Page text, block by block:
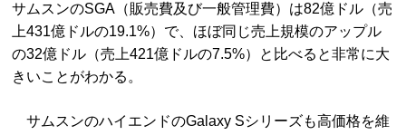
サムスンのSGA（販売費及び一般管理費）は82億ドル（売
上431億ドルの19.1%）で、ほぼ同じ売上規模のアップル
の32億ドル（売上421億ドルの7.5%）と比べると非常に大
きいことがわかる。
サムスンのハイエンドのGalaxy Sシリーズも高価格を維